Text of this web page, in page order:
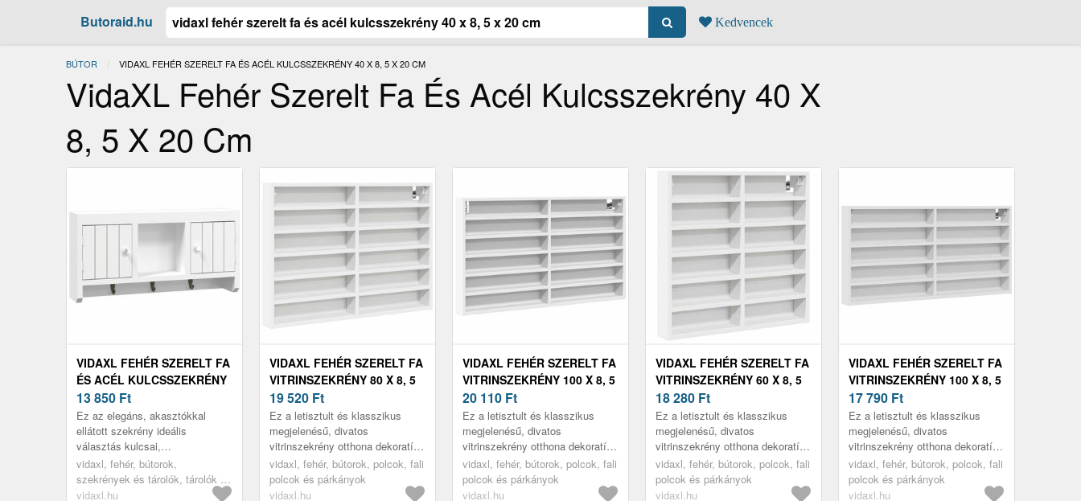
Butoraid.hu Kedvencek
BÚTOR JELENLEGI:
VIDAXL FEHÉR SZERELT FA ÉS ACÉL KULCSSZEKRÉNY 40 X 8, 5 X 20 CM
VidaXL Fehér Szerelt Fa És Acél Kulcsszekrény 40 X
8, 5 X 20 Cm
VIDAXL FEHÉR SZERELT FA
ÉS ACÉL KULCSSZEKRÉNY
40 X 8, 5 X 20 CM
13 850 Ft
Ez az elegáns, akasztókkal
ellátott szekrény ideális
választás kulcsai,
napszemüvegei, ékszerei és
egyéb kellékei elrendezésére.
vidaxl, fehér, bútorok,
szekrények és tárolók, tárolók és
zárható szekrények
vidaxl.hu
VIDAXL FEHÉR SZERELT FA
VITRINSZEKRÉNY 80 X 8, 5
X 58 CM
19 520 Ft
Ez a letisztult és klasszikus
megjelenésű, divatos
vitrinszekrény otthona dekoratív
és praktikus kiegészítője lesz.
vidaxl, fehér, bútorok, polcok, fali
polcok és párkányok
vidaxl.hu
VIDAXL FEHÉR SZERELT FA
VITRINSZEKRÉNY 100 X 8, 5
X 58 CM
20 110 Ft
Ez a letisztult és klasszikus
megjelenésű, divatos
vitrinszekrény otthona dekoratív
és praktikus kiegészítője lesz.
vidaxl, fehér, bútorok, polcok, fali
polcok és párkányok
vidaxl.hu
VIDAXL FEHÉR SZERELT FA
VITRINSZEKRÉNY 60 X 8, 5
X 58 CM
18 280 Ft
Ez a letisztult és klasszikus
megjelenésű, divatos
vitrinszekrény otthona dekoratív
és praktikus kiegészítője lesz.
vidaxl, fehér, bútorok, polcok, fali
polcok és párkányok
vidaxl.hu
VIDAXL FEHÉR SZERELT FA
VITRINSZEKRÉNY 100 X 8, 5
X 50 CM
17 790 Ft
Ez a letisztult és klasszikus
megjelenésű, divatos
vitrinszekrény otthona dekoratív
és praktikus kiegészítője lesz.
vidaxl, fehér, bútorok, polcok, fali
polcok és párkányok
vidaxl.hu